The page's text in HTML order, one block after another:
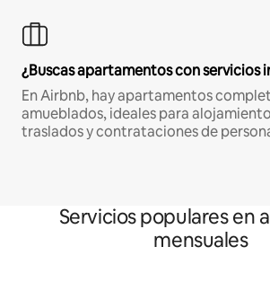
¿Buscas apartamentos con servicios
En Airbnb, hay apartamentos
amueblados, ideales para
traslados y contrataciones de
Servicios populares en
mensuales